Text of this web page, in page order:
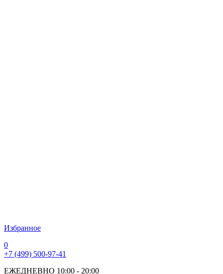
Избранное
0
+7 (499) 500-97-41
ЕЖЕДНЕВНО 10:00 - 20:00